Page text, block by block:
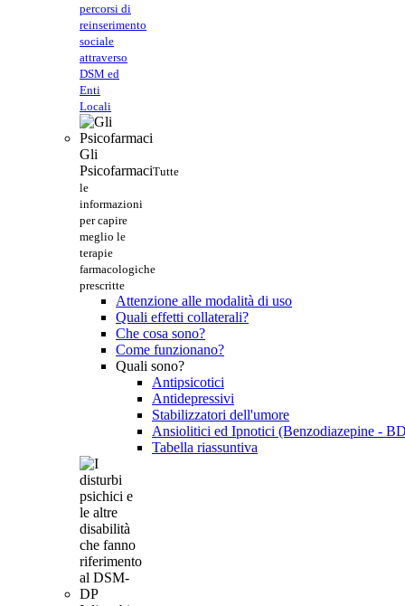
percorsi di
reinserimento
sociale
attraverso
DSM ed
Enti
Locali
Gli
PsicofarmaciTutte
le
informazioni
per capire
meglio le
terapie
farmacologiche
prescritte
Attenzione alle modalità di uso
Quali effetti collaterali?
Che cosa sono?
Come funzionano?
Quali sono?
Antipsicotici
Antidepressivi
Stabilizzatori dell'umore
Ansiolitici ed Ipnotici (Benzodiazepine -
Tabella riassuntiva